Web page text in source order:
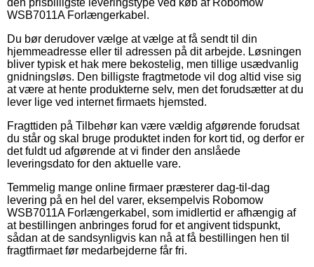
WSB7011A Forlængerkabel.
Du bør derudover vælge at vælge at få sendt til din
hjemmeadresse eller til adressen på dit arbejde. Løsningen
bliver typisk et hak mere bekostelig, men tillige usædvanlig
gnidningsløs. Den billigste fragtmetode vil dog altid vise sig
at være at hente produkterne selv, men det forudsætter at du
lever lige ved internet firmaets hjemsted.
Fragttiden på Tilbehør kan være vældig afgørende forudsat
du står og skal bruge produktet inden for kort tid, og derfor er
det fuldt ud afgørende at vi finder den anslåede
leveringsdato for den aktuelle vare.
Temmelig mange online firmaer præsterer dag-til-dag
levering på en hel del varer, eksempelvis Robomow
WSB7011A Forlængerkabel, som imidlertid er afhængig af
at bestillingen anbringes forud for et angivent tidspunkt,
sådan at de sandsynligvis kan nå at få bestillingen hen til
fragtfirmaet før medarbejderne får fri.